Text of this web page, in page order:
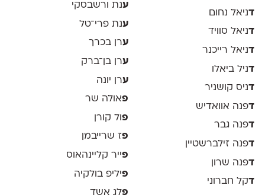
דניאל נחום
דניאל סוויד
דניאל רייכנר
דניל ביאלו
דניס קושניר
דפנה אוואדיש
דפנה גבר
דפנה זילברשטיין
דפנה שרון
דקל חברוני
ענת ורשבסקי
ענת פרי־טל
ערן בכרך
ערן בן־ברק
ערן יונה
פאולה שר
פ ול קורן
פז שרייבמן
פייר קליינהאוס
פיליפ בולקיה
פלג אשד